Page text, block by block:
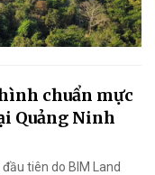
chuẩn mực
Quảng Ninh
tiên do BIM Land